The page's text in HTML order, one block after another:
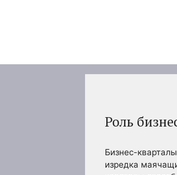
Роль
Бизнес-
изредка